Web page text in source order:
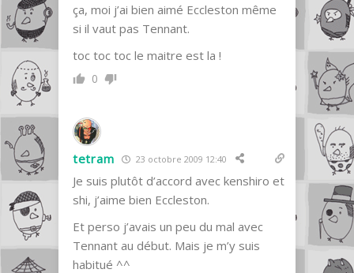
ça, moi j’ai bien aimé Eccleston même
si il vaut pas Tennant.
toc toc toc le maitre est la !
0
tetram 23 octobre 2009 12:40
Je suis plutôt d’accord avec kenshiro et
shi, j’aime bien Eccleston.
Et perso j’avais un peu du mal avec
Tennant au début. Mais je m’y suis
habitué ^^